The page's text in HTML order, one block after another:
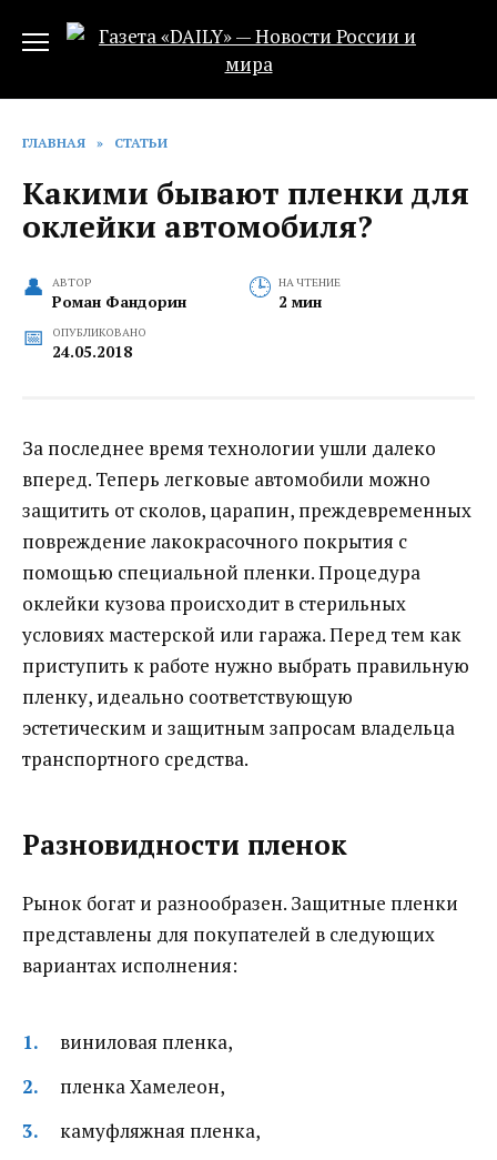
ГЛАВНАЯ » СТАТЬИ
Какими бывают пленки для
оклейки автомобиля?
АВТОР
Роман Фандорин
НА ЧТЕНИЕ
2 мин
ОПУБЛИКОВАНО
24.05.2018
За последнее время технологии ушли далеко
вперед. Теперь легковые автомобили можно
защитить от сколов, царапин, преждевременных
повреждение лакокрасочного покрытия с
помощью специальной пленки.Процедура
оклейки кузова происходит в стерильных
условиях мастерской или гаража. Перед тем как
приступить к работе нужно выбрать правильную
пленку, идеально соответствующую
эстетическим и защитным запросам владельца
транспортного средства.
Разновидности пленок
Рынок богат и разнообразен. Защитные пленки
представлены для покупателей в следующих
вариантах исполнения:
виниловая пленка,
пленка Хамелеон,
камуфляжная пленка,